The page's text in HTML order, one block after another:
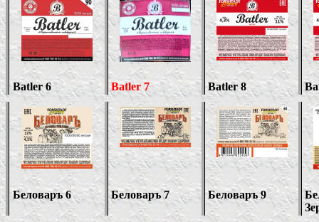
Batler 6 Batler 7 Batler8
Беловаръ6 Беловаръ 7 Беловаръ 9